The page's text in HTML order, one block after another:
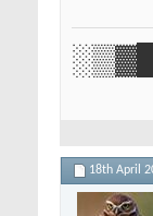
18th April